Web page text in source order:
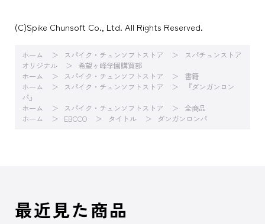
(C)Spike Chunsoft Co., Ltd. All Rights Reserved.
ホーム スパイク・チュンソフトストア
スパチュンストア
オリジナル
希望ヶ峰学園購買部
ホーム
スパイク・チュンソフトストア
書籍
ホーム
スパイク・チュンソフトストア
『ダンガンロン
パ』
ホーム
スパイク・チュンソフトストア
全商品
ホーム
EBCCO タイトル ダンガンロンパ
最近見た商品